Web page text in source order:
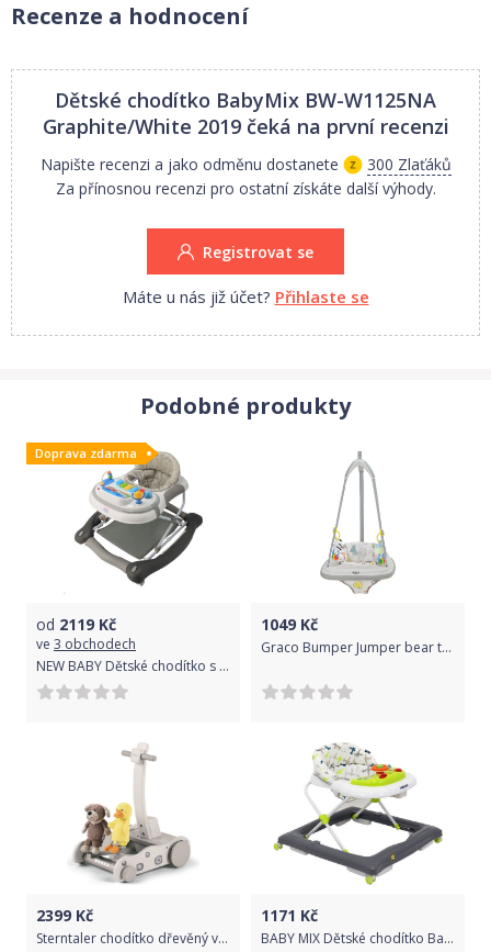
Recenze a hodnocení
Dětské chodítko BabyMix BW-W1125NA
Graphite/White 2019 čeká na první recenzi
Napište recenzi a jako odměnu dostanete
300 Zlaťáků
Za přínosnou recenzi pro ostatní získáte další výhody.
Registrovat se
Máte u nás již účet? Přihlaste se
Podobné produkty
Doprava zdarma
od 2119 Kč
ve 3 obchodech
NEW BABY Dětské chodítko s houpačkou a silikonovými kolečky 3v1 Magic Sea World II
1049 Kč
Graco Bumper Jumper bear tales
2399 Kč
Sterntaler chodítko dřevěný vozík pejsek Hanno a kačátko Eddík 9951960, šedá
1171 Kč
BABY MIX Dětské chodítko Baby Mix grey-white